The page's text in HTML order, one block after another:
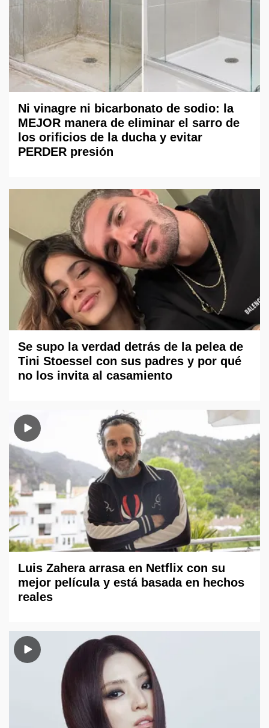
Ni vinagre ni bicarbonato de sodio: la
MEJOR manera de eliminar el sarro de
los orificios de la ducha y evitar
PERDER presión
Se supo la verdad detrás de la pelea de
Tini Stoessel con sus padres y por qué
no los invita al casamiento
Luis Zahera arrasa en Netflix con su
mejor película y está basada en hechos
reales